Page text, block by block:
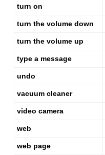
turn on
turn the volume down
turn the volume up
type a message
undo
vacuum cleaner
video camera
web
web page